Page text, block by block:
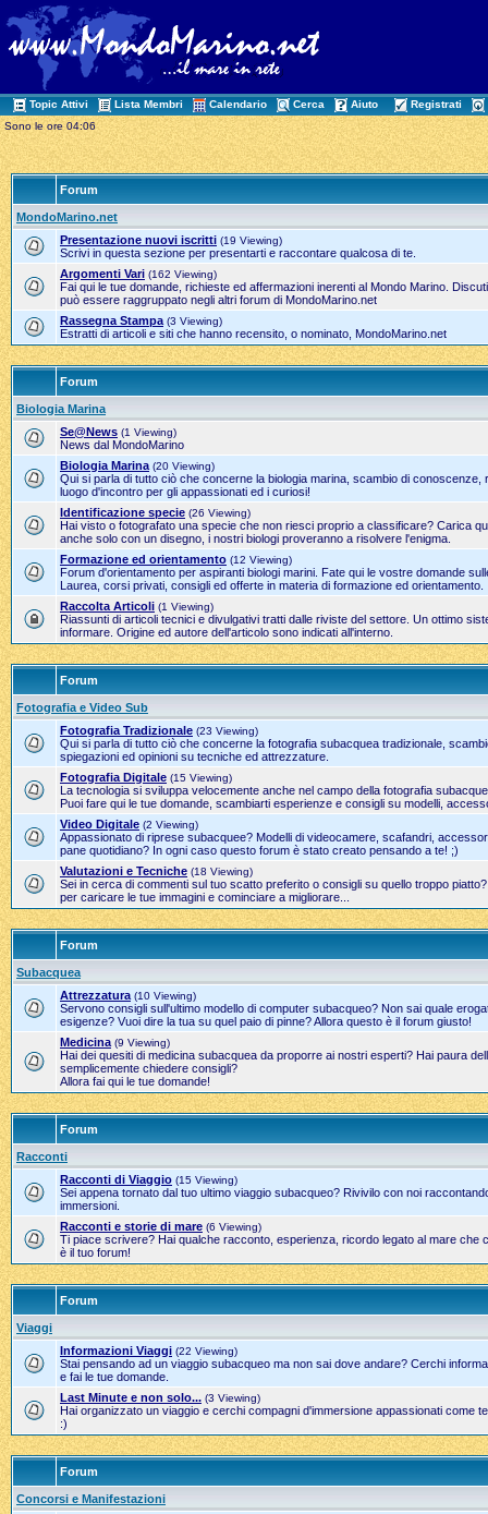
Topic Attivi Lista Membri Calendario Cerca Aiuto
Registrati
Sono le ore 04:06
Forum
MondoMarino.net
Presentazione nuovi iscritti (19 Viewing)
Scrivi in questa sezione per presentarti e raccontare qualcosa di te.
Argomenti Vari (162 Viewing)
Fai qui le tue domande, richieste ed affermazioni inerenti al Mondo Marino.
può essere raggruppato negli altri forum di MondoMarino.net
Rassegna Stampa (3 Viewing)
Estratti di articoli e siti che hanno recensito, o nominato, MondoMarino.net
Forum
Biologia Marina
Se@News (1 Viewing)
News dal MondoMarino
Biologia Marina (20 Viewing)
Qui si parla di tutto ciò che concerne la biologia marina, scambio di conoscenze,
luogo d'incontro per gli appassionati ed i curiosi!
Identificazione specie (26 Viewing)
Hai visto o fotografato una specie che non riesci proprio a classificare? Carica
anche solo con un disegno, i nostri biologi proveranno a risolvere l'enigma.
Formazione ed orientamento (12 Viewing)
Forum d'orientamento per aspiranti biologi marini. Fate qui le vostre domande
Laurea, corsi privati, consigli ed offerte in materia di formazione ed orientamento.
Raccolta Articoli (1 Viewing)
Riassunti di articoli tecnici e divulgativi tratti dalle riviste del settore. Un ottimo
informare. Origine ed autore dell'articolo sono indicati all'interno.
Forum
Fotografia e Video Sub
Fotografia Tradizionale (23 Viewing)
Qui si parla di tutto ciò che concerne la fotografia subacquea tradizionale,
spiegazioni ed opinioni su tecniche ed attrezzature.
Fotografia Digitale (15 Viewing)
La tecnologia si sviluppa velocemente anche nel campo della fotografia
Puoi fare qui le tue domande, scambiarti esperienze e consigli su modelli,
Video Digitale (2 Viewing)
Appassionato di riprese subacquee? Modelli di videocamere, scafandri,
pane quotidiano? In ogni caso questo forum è stato creato pensando a te! ;)
Valutazioni e Tecniche (18 Viewing)
Sei in cerca di commenti sul tuo scatto preferito o consigli su quello troppo
per caricare le tue immagini e cominciare a migliorare...
Forum
Subacquea
Attrezzatura (10 Viewing)
Servono consigli sull'ultimo modello di computer subacqueo? Non sai quale
esigenze? Vuoi dire la tua su quel paio di pinne? Allora questo è il forum giusto!
Medicina (9 Viewing)
Hai dei quesiti di medicina subacquea da proporre ai nostri esperti? Hai paura
semplicemente chiedere consigli?
Allora fai qui le tue domande!
Forum
Racconti
Racconti di Viaggio (15 Viewing)
Sei appena tornato dal tuo ultimo viaggio subacqueo? Rivivilo con noi
immersioni.
Racconti e storie di mare (6 Viewing)
Ti piace scrivere? Hai qualche racconto, esperienza, ricordo legato al mare che
è il tuo forum!
Forum
Viaggi
Informazioni Viaggi (22 Viewing)
Stai pensando ad un viaggio subacqueo ma non sai dove andare? Cerchi
e fai le tue domande.
Last Minute e non solo... (3 Viewing)
Hai organizzato un viaggio e cerchi compagni d'immersione appassionati come
:)
Forum
Concorsi e Manifestazioni